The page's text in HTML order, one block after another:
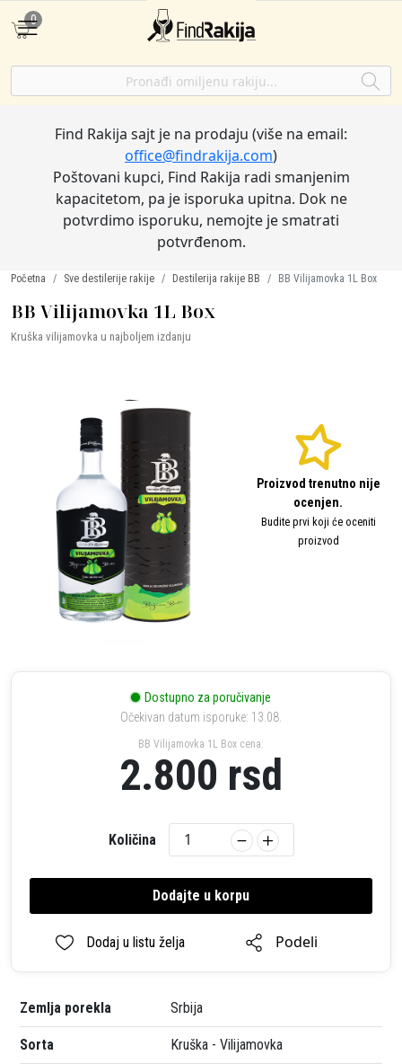
Find Rakija sajt je na prodaju (više na email:
office@findrakija.com)
Poštovani kupci, Find Rakija radi smanjenim
kapacitetom, pa je isporuka upitna. Dok ne
potvrdimo isporuku, nemojte je smatrati
potvrđenom.
0
Početna Sve destilerije rakije Destilerija rakije BB BB Vilijamovka 1L Box
BB Vilijamovka 1L Box
Kruška vilijamovka u najboljem izdanju
Proizvod trenutno nije
ocenjen.
Budite prvi koji će oceniti
proizvod
Dostupno za poručivanje
Očekivan datum isporuke: 13.08.
BB Vilijamovka 1L Box cena:
2.800 rsd
Količina
Dodajte u korpu
Dodaj u listu želja Podeli
Zemlja porekla Srbija
Sorta Kruška - Vilijamovka